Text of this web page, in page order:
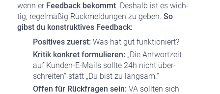
wenn er Feed­back bekommt. Des­halb ist es wich­
tig, regel­mä­ßig Rück­mel­dun­gen zu geben. So
gibst du kon­struk­ti­ves Feed­back:
Posi­ti­ves zuerst: Was hat gut funk­tio­niert?
Kri­tik kon­kret for­mu­lie­ren: „Die Ant­wort­zeit
auf Kun­den-E-Mails soll­te 24h nicht über­
schrei­ten“ statt „Du bist zu lang­sam.“
Offen für Rück­fra­gen sein: VA soll­ten sich